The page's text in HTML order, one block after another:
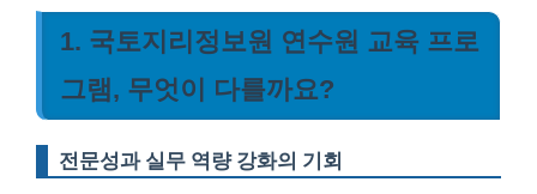
1. 국토지리정보원 연수원 교육 프로
그램, 무엇이 다를까요?
전문성과 실무 역량 강화의 기회